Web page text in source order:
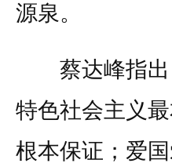
源泉。
蔡达峰指出
特色社会主义
根本保证；爱